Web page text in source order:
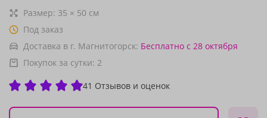
Размер: 35 × 50 см
Под заказ
Доставка в г. Магнитогорск: Бесплатно с 28 октября
Покупок за сутки: 2
41 Отзывов и оценок